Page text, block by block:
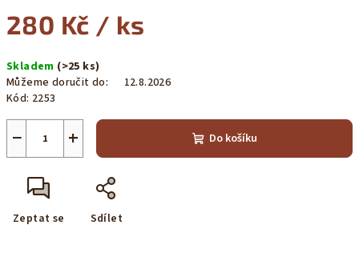
280 Kč / ks
cena:
Skladem (>25 ks)
Můžeme doručit do:
12.8.2026
Kód: 2253
+
− Do košíku
Zeptat se Sdílet